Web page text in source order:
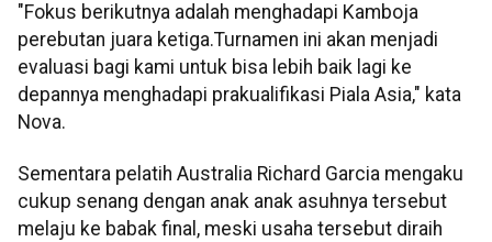
"Fokus berikutnya adalah menghadapi Kamboja
perebutan juara ketiga.Turnamen ini akan menjadi
evaluasi bagi kami untuk bisa lebih baik lagi ke
depannya menghadapi prakualifikasi Piala Asia," kata
Nova.
Sementara pelatih Australia Richard Garcia mengaku
cukup senang dengan anak anak asuhnya tersebut
melaju ke babak final, meski usaha tersebut diraih